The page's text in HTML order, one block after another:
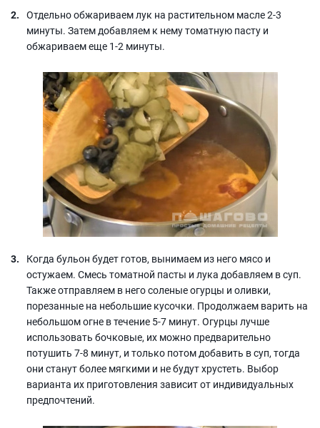
Отдельно обжариваем лук на растительном масле 2-3
минуты. Затем добавляем к нему томатную пасту и
обжариваем еще 1-2 минуты.
Когда бульон будет готов, вынимаем из него мясо и
остужаем. Смесь томатной пасты и лука добавляем в суп.
Также отправляем в него соленые огурцы и оливки,
порезанные на небольшие кусочки. Продолжаем варить на
небольшом огне в течение 5-7 минут. Огурцы лучше
использовать бочковые, их можно предварительно
потушить 7-8 минут, и только потом добавить в суп, тогда
они станут более мягкими и не будут хрустеть. Выбор
варианта их приготовления зависит от индивидуальных
предпочтений.